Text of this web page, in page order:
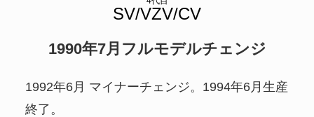
1990年7月フルモデルチェンジ
1992年6月 マイナーチェンジ。1994年6月生産
終了。